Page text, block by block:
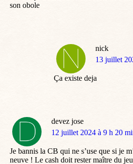
son obole
nick
dit
13 juillet
Ça existe deja
devez jose
dit
12 juillet 2024 à 9 h 20
Je bannis la CB qui ne s’use que si je
neuve ! Le cash doit rester maître du